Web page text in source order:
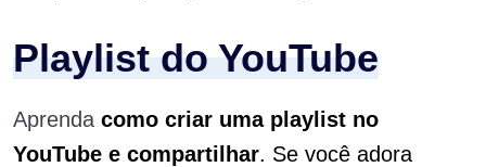
Playlist do YouTube
Aprenda como criar uma playlist no
YouTube e compartilhar. Se você adora